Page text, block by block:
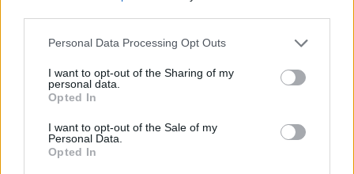
Please note that this website/app uses one or more Google
not limited to your visit or usage behaviour. You may click to
grant or deny consent to Google and its third-party tags to
use your data for below specified purposes in below Google
consent section.
Personal Data Processing Opt Outs
I want to opt-out of the Sharing of my
personal data.
Opted In
I want to opt-out of the Sale of my
Personal Data.
Opted In
Στην ανακοίνωση ο CEO της εταιρείας που απασχολεί